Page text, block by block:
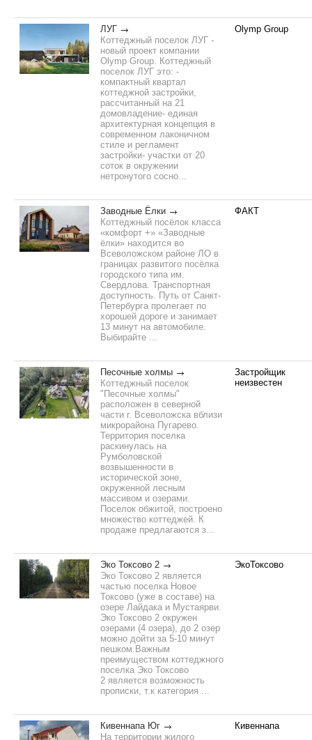
ЛУГ
Коттеджный поселок ЛУГ -
новый проект компании
Olymp Group. Коттеджный
поселок ЛУГ это: -
компактный квартал
коттеджной застройки,
рассчитанный на 21
домовладение- единая
архитектурная концепция в
современном лаконичном
стиле и регламент
застройки- участки от 20
соток в окружении
нетронутого сосно...
Olymp Group
Заводные Ёлки
Коттеджный посёлок класса
«комфорт +» «Заводные
ёлки» находится во
Всеволожском районе ЛО в
границах развитого посёлка
городского типа им.
Свердлова. Транспортная
доступность. Путь от Санкт-
Петербурга пролегает по
хорошей дороге и занимает
13 минут на автомобиле.
Выбирайте ...
ФАКТ
Песочные холмы
Коттеджный поселок
"Песочные холмы"
расположен в северной
части г. Всеволожска вблизи
микрорайона Пугарево.
Территория поселка
раскинулась на
Румболовской
возвышенности в
исторической зоне,
окруженной лесным
массивом и озерами.
Поселок обжитой, построено
множество коттеджей. К
продаже предлагаются з...
Застройщик
неизвестен
Эко Токсово 2
Эко Токсово 2 является
частью поселка Новое
Токсово (уже в составе) на
озере Лайдака и Мустаярви.
Эко Токсово 2 окружен
озерами (4 озера), до 2 озер
можно дойти за 5-10 минут
пешком. ​Важным
преимуществом коттеджного
поселка Эко Токсово
2 является возможность
прописки, т.к категория ...
ЭкоТоксово
Кивеннапа Юг
На территории жилого
Кивеннапа